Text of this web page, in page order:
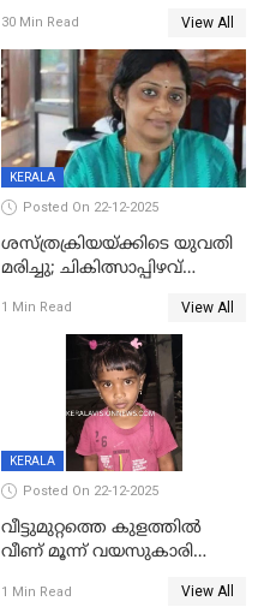
30 Min Read View All
KERALA
Posted On 22-12-2025
ശസ്ത്രക്രിയയ്‌ക്കിടെ യുവതി
മരിച്ചു; ചികിത്സാപ്പിഴവ്
സംഭവം മാവേലിക്കരയിൽ
1 Min Read View All
KERALA
Posted On 22-12-2025
വീട്ടുമുറ്റത്തെ കുളത്തിൽ
വീണ് മൂന്ന് വയസുകാരി
1 Min Read View All